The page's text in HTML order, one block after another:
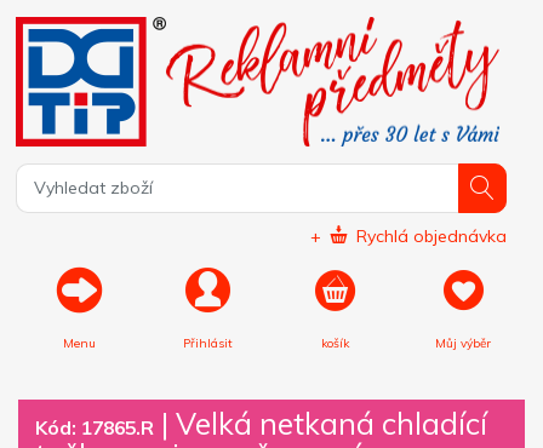
+ Rychlá objednávka
Menu Přihlásit košík Můj výběr
Kód: 17865.R | Velká netkaná chladící